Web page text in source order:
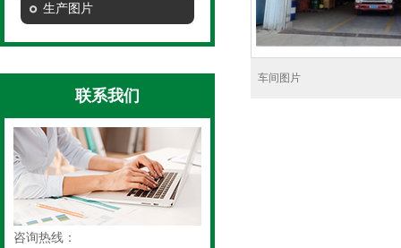
生产图片
联系我们
咨询热线：
车间图片